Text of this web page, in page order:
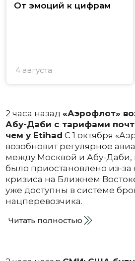
От эмоций к цифрам
4 августа
2 часа назад «Аэрофлот»
Абу-Даби с тарифами
чем у Etihad С 1 октября
возобновит регулярное
между Москвой и Абу-Даби,
было приостановлено из-за
кризиса на Ближнем
уже доступны в системе
нацперевозчика.
Читать полностью